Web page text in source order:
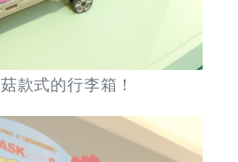
款式的行李箱！